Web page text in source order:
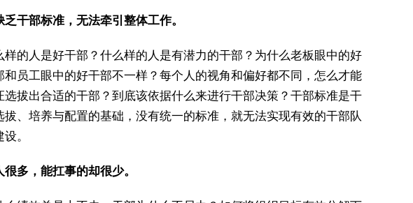
乏干部标准，无法牵引整体工作。
样的人是好干部？什么样的人是有潜力的干部？为什么老板眼中的好
和员工眼中的好干部不一样？每个人的视角和偏好都不同，怎么才能
选拔出合适的干部？到底该依据什么来进行干部决策？干部标准是干
拔、培养与配置的基础，没有统一的标准，就无法实现有效的干部队
。
很多，能扛事的却很少。